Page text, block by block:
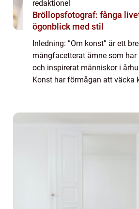
redaktionel
Bröllopsfotograf: fånga
ögonblick med stil
Inledning: ”Om konst” är ett
mångfacetterat ämne som
och inspirerat människor i
Konst har förmågan att väcka